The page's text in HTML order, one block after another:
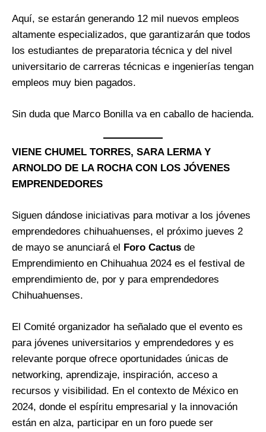
Aquí, se estarán generando 12 mil nuevos empleos
altamente especializados, que garantizarán que todos
los estudiantes de preparatoria técnica y del nivel
universitario de carreras técnicas e ingenierías tengan
empleos muy bien pagados.
Sin duda que Marco Bonilla va en caballo de hacienda.
VIENE CHUMEL TORRES, SARA LERMA Y
ARNOLDO DE LA ROCHA CON LOS JÓVENES
EMPRENDEDORES
Siguen dándose iniciativas para motivar a los jóvenes
emprendedores chihuahuenses, el próximo jueves 2
de mayo se anunciará el Foro Cactus de
Emprendimiento en Chihuahua 2024 es el festival de
emprendimiento de, por y para emprendedores
Chihuahuenses.
El Comité organizador ha señalado que el evento es
para jóvenes universitarios y emprendedores y es
relevante porque ofrece oportunidades únicas de
networking, aprendizaje, inspiración, acceso a
recursos y visibilidad. En el contexto de México en
2024, donde el espíritu empresarial y la innovación
están en alza, participar en un foro puede ser